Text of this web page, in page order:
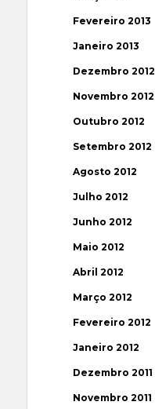
Fevereiro 2013
Janeiro 2013
Dezembro 2012
Novembro 2012
Outubro 2012
Setembro 2012
Agosto 2012
Julho 2012
Junho 2012
Maio 2012
Abril 2012
Março 2012
Fevereiro 2012
Janeiro 2012
Dezembro 2011
Novembro 2011